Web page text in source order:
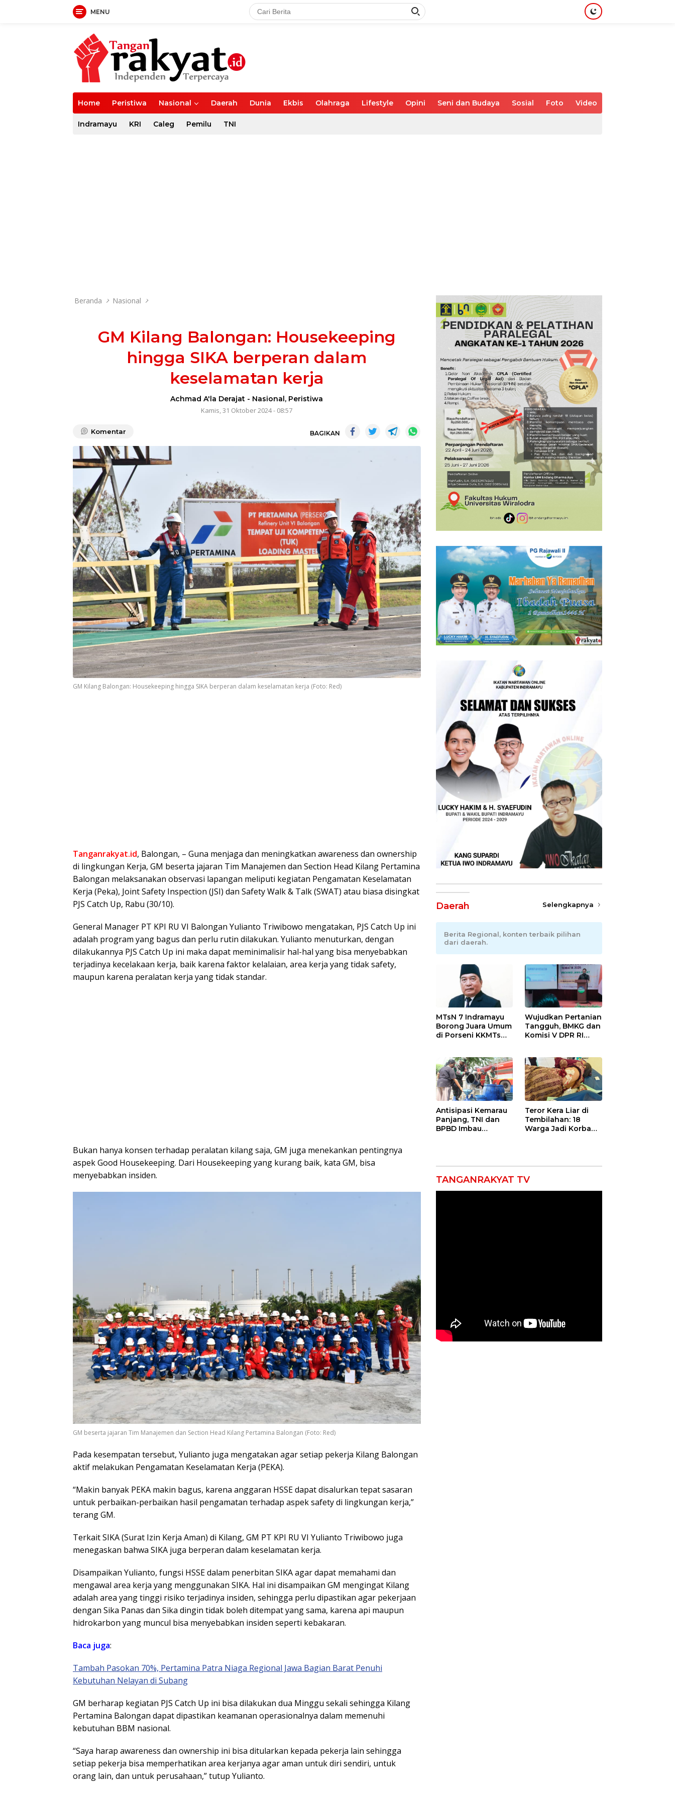
MENU
Home Peristiwa Nasional Daerah Dunia Ekbis Olahraga Lifestyle Opini Seni dan Budaya Sosial Foto Video
Indramayu KRI Caleg Pemilu TNI
Beranda Nasional
GM Kilang Balongan: Housekeeping
hingga SIKA berperan dalam
keselamatan kerja
Achmad A'la Derajat - Nasional, Peristiwa
Kamis, 31 Oktober 2024 - 08:57
Komentar BAGIKAN
GM Kilang Balongan: Housekeeping hingga SIKA berperan dalam keselamatan kerja (Foto: Red)
Tanganrakyat.id, Balongan, – Guna menjaga dan meningkatkan awareness dan ownership
di lingkungan Kerja, GM beserta jajaran Tim Manajemen dan Section Head Kilang Pertamina
Balongan melaksanakan observasi lapangan meliputi kegiatan Pengamatan Keselamatan
Kerja (Peka), Joint Safety Inspection (JSI) dan Safety Walk & Talk (SWAT) atau biasa disingkat
PJS Catch Up, Rabu (30/10).
General Manager PT KPI RU VI Balongan Yulianto Triwibowo mengatakan, PJS Catch Up ini
adalah program yang bagus dan perlu rutin dilakukan. Yulianto menuturkan, dengan
dilakukannya PJS Catch Up ini maka dapat meminimalisir hal-hal yang bisa menyebabkan
terjadinya kecelakaan kerja, baik karena faktor kelalaian, area kerja yang tidak safety,
maupun karena peralatan kerja yang tidak standar.
Bukan hanya konsen terhadap peralatan kilang saja, GM juga menekankan pentingnya
aspek Good Housekeeping. Dari Housekeeping yang kurang baik, kata GM, bisa
menyebabkan insiden.
GM beserta jajaran Tim Manajemen dan Section Head Kilang Pertamina Balongan (Foto: Red)
Pada kesempatan tersebut, Yulianto juga mengatakan agar setiap pekerja Kilang Balongan
aktif melakukan Pengamatan Keselamatan Kerja (PEKA).
“Makin banyak PEKA makin bagus, karena anggaran HSSE dapat disalurkan tepat sasaran
untuk perbaikan-perbaikan hasil pengamatan terhadap aspek safety di lingkungan kerja,”
terang GM.
Terkait SIKA (Surat Izin Kerja Aman) di Kilang, GM PT KPI RU VI Yulianto Triwibowo juga
menegaskan bahwa SIKA juga berperan dalam keselamatan kerja.
Disampaikan Yulianto, fungsi HSSE dalam penerbitan SIKA agar dapat memahami dan
mengawal area kerja yang menggunakan SIKA. Hal ini disampaikan GM mengingat Kilang
adalah area yang tinggi risiko terjadinya insiden, sehingga perlu dipastikan agar pekerjaan
dengan Sika Panas dan Sika dingin tidak boleh ditempat yang sama, karena api maupun
hidrokarbon yang muncul bisa menyebabkan insiden seperti kebakaran.
Baca juga:
Tambah Pasokan 70%, Pertamina Patra Niaga Regional Jawa Bagian Barat Penuhi
Kebutuhan Nelayan di Subang
GM berharap kegiatan PJS Catch Up ini bisa dilakukan dua Minggu sekali sehingga Kilang
Pertamina Balongan dapat dipastikan keamanan operasionalnya dalam memenuhi
kebutuhan BBM nasional.
“Saya harap awareness dan ownership ini bisa ditularkan kepada pekerja lain sehingga
setiap pekerja bisa memperhatikan area kerjanya agar aman untuk diri sendiri, untuk
orang lain, dan untuk perusahaan,” tutup Yulianto.
Daerah Selengkapnya
Berita Regional, konten terbaik pilihan
dari daerah.
MTsN 7 Indramayu
Borong Juara Umum
di Porseni KKMTs
Wujudkan Pertanian
Tangguh, BMKG dan
Komisi V DPR RI
Sekolah Lapang
Iklim
Antisipasi Kemarau
Panjang, TNI dan
BPBD Imbau
Teror Kera Liar di
Tembilahan: 18
Warga Jadi Korban
TANGANRAKYAT TV